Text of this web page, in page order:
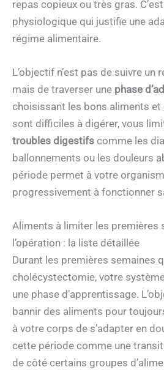
repas copieux ou très gras.
physiologique qui justifie une
régime alimentaire.
L’objectif n’est pas de suivre un
mais de traverser une phase
choisissant les bons aliments et
sont difficiles à digérer, vous
troubles digestifs comme les
ballonnements ou les douleurs
période permet à votre
progressivement à fonctionner
Aliments à limiter les premières
l’opération : la liste détaillée
Durant les premières semaines
cholécystectomie, votre
une phase d’apprentissage.
bannir des aliments pour
à votre corps de s’adapter en
cette période comme une
de côté certains groupes